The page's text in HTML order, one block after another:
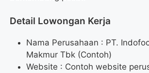
Detail Lowongan Kerja
Nama Perusahaan : PT.
Makmur Tbk (Contoh)
Website : Contoh website